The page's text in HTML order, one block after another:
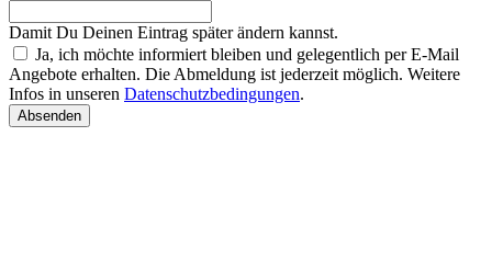
Damit Du Deinen Eintrag später ändern kannst.
Ja, ich möchte informiert bleiben und gelegentlich per E-Mail
Angebote erhalten. Die Abmeldung ist jederzeit möglich. Weitere
Infos in unseren Datenschutzbedingungen.
Absenden